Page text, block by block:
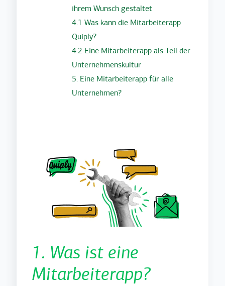
ihrem Wunsch gestaltet
4.1 Was kann die Mitarbeiterapp
Quiply?
4.2 Eine Mitarbeiterapp als Teil der
Unternehmenskultur
5. Eine Mitarbeiterapp für alle
Unternehmen?
1. Was ist eine
Mitarbeiterapp?